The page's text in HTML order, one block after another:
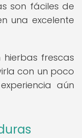
son fáciles de
una excelente
frescas
con un poco
aún